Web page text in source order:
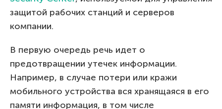
защитой рабочих станций и серверов
компании.
В первую очередь речь идет о
предотвращении утечек информации.
Например, в случае потери или кражи
мобильного устройства вся хранящаяся в его
памяти информация, в том числе